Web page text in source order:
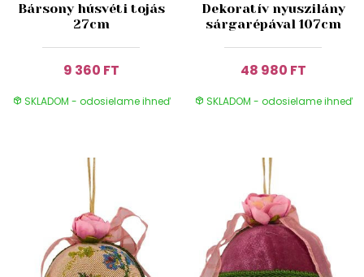
Bársony húsvéti tojás
27cm
9 360 FT
SKLADOM - odosielame ihneď
Dekoratív nyuszilány
sárgarépával 107cm
48 980 FT
SKLADOM - odosielame ihneď